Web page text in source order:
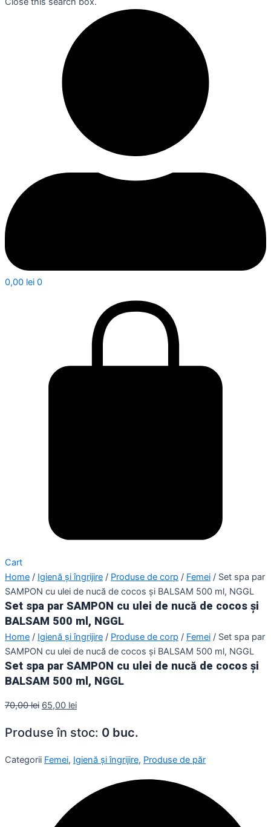
0,00 lei 0
Cart
Home / Igienă și îngrijire / Produse de corp / Femei / Set spa par
SAMPON cu ulei de nucă de cocos și BALSAM 500 ml, NGGL
Set spa par SAMPON cu ulei de nucă de cocos și
BALSAM 500 ml, NGGL
Home / Igienă și îngrijire / Produse de corp / Femei / Set spa par
SAMPON cu ulei de nucă de cocos și BALSAM 500 ml, NGGL
Set spa par SAMPON cu ulei de nucă de cocos și
BALSAM 500 ml, NGGL
70,00lei 65,00 lei
Produse în stoc: 0 buc.
Categorii Femei, Igienă și îngrijire, Produse de păr